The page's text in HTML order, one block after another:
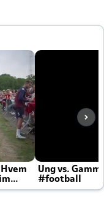
Ung vs.
#football